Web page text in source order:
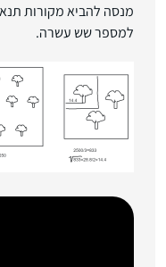
מנסה להביא מקורות
למספר שש עשרה.